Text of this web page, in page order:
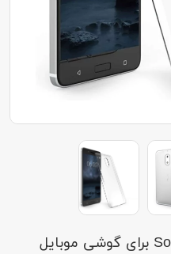
قاب ژله ای مدل Soft Gel Clear برای گوشی موبایل